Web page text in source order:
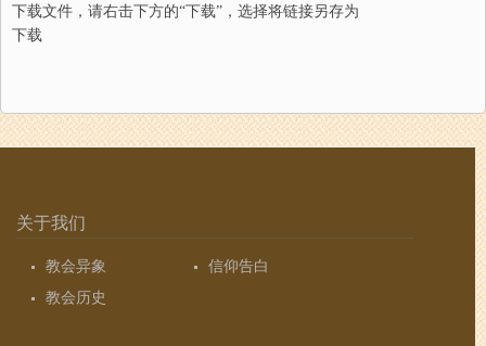
下载文件，请右击下方的“下载”，选择将链接另存为
下载
关于我们
教会异象
信仰告白
教会历史